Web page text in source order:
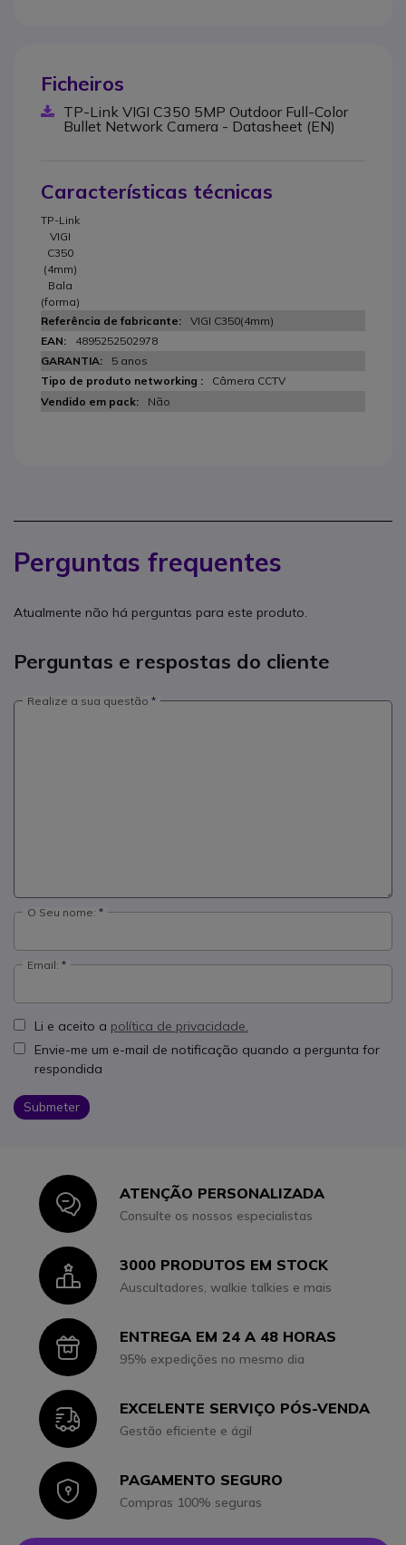
Ficheiros
TP-Link VIGI C350 5MP Outdoor Full-Color
Bullet Network Camera - Datasheet (EN)
Características técnicas
TP-Link
VIGI
C350
(4mm)
Bala
(forma)
VIGI C350(4mm)
4895252502978
5 anos
Câmera CCTV
Não
Perguntas frequentes
Atualmente não há perguntas para este produto.
Perguntas e respostas do cliente
Realize a sua questão
O Seu nome:
Email:
Li e aceito a política de privacidade.
Envie-me um e-mail de notificação quando a pergunta for
respondida
Submeter
IconATENÇÃO PERSONALIZADA
Consulte os nossos especialistas
Icon3000 PRODUTOS EM STOCK
Auscultadores, walkie talkies e mais
IconENTREGA EM 24 A 48 HORAS
95% expedições no mesmo dia
IconEXCELENTE SERVIÇO PÓS-VENDA
Gestão eficiente e ágil
IconPAGAMENTO SEGURO
Compras 100% seguras